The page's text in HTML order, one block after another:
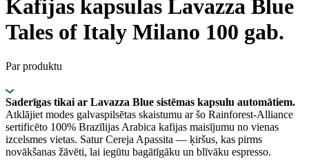
Kafijas kapsulas Lavazza Blue
Tales of Italy Milano 100 gab.
Par produktu
Saderīgas tikai ar Lavazza Blue sistēmas kapsulu automātiem.
Atklājiet modes galvaspilsētas skaistumu ar šo Rainforest-Alliance
sertificēto 100% Brazīlijas Arabica kafijas maisījumu no vienas
izcelsmes vietas. Satur Cereja Apassita — ķiršus, kas pirms
novākšanas žāvēti, lai iegūtu bagātīgāku un blīvāku espresso.